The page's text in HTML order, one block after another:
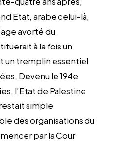
Etat, arabe celui-là,
avorté du
à la fois un
un tremplin essentiel
Devenu le 194e
l’Etat de Palestine
simple
des organisations du
par la Cour